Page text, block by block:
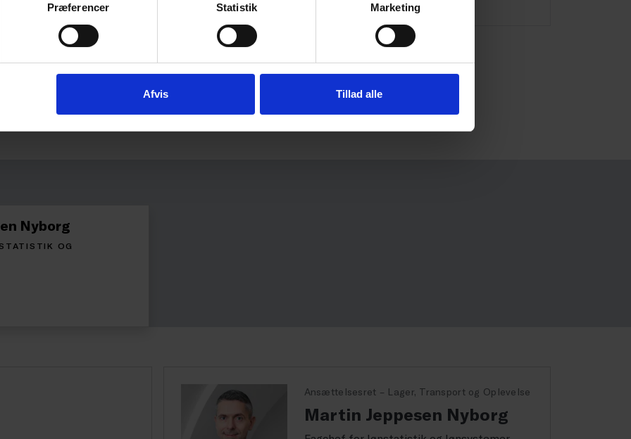
Præferencer Statistik Marketing
Afvis Tillad alle
Nyborg
OG
Ansættelsesret – Lager, Transport og Oplevelse
Martin Jeppesen Nyborg